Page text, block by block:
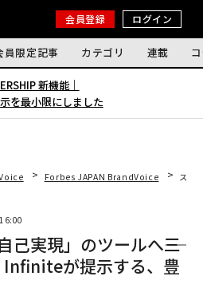
会員登録 ログイン
員限定記事 カテゴリ 連載
新機能｜
を最小限にしました
Forbes JAPAN BrandVoice ステ
実現」のツールへ――三
Infiniteが提示する、豊